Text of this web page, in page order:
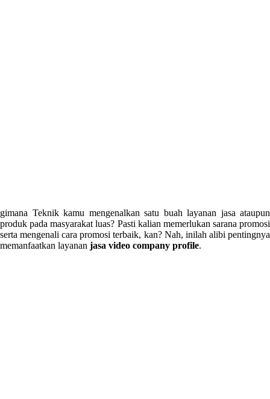
gimana Teknik kamu mengenalkan satu buah layanan jasa ataupun
produk pada masyarakat luas? Pasti kalian memerlukan sarana promosi
serta mengenali cara promosi terbaik, kan? Nah, inilah alibi pentingnya
memanfaatkan layanan jasa video company profile.